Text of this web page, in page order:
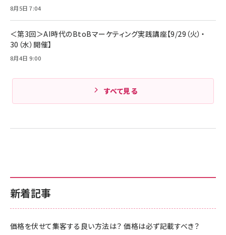
新着記事
価格を伏せて集客する良い方法は？ 価格は必ず記載すべき？
8月5日 7:04
＜第3回＞AI時代のBtoBマーケティング実践講座【9/29（火）・
30（水）開催】
8月4日 9:00
すべて見る